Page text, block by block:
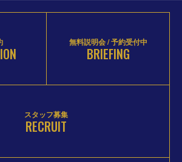
無料説明会 / 予約受付中
BRIEFING
スタッフ募集
RECRUIT